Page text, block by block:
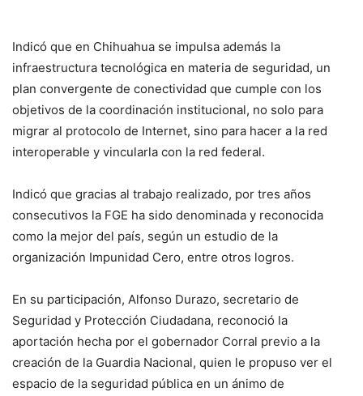
Indicó que en Chihuahua se impulsa además la
infraestructura tecnológica en materia de seguridad, un
plan convergente de conectividad que cumple con los
objetivos de la coordinación institucional, no solo para
migrar al protocolo de Internet, sino para hacer a la red
interoperable y vincularla con la red federal.
Indicó que gracias al trabajo realizado, por tres años
consecutivos la FGE ha sido denominada y reconocida
como la mejor del país, según un estudio de la
organización Impunidad Cero, entre otros logros.
En su participación, Alfonso Durazo, secretario de
Seguridad y Protección Ciudadana, reconoció la
aportación hecha por el gobernador Corral previo a la
creación de la Guardia Nacional, quien le propuso ver el
espacio de la seguridad pública en un ánimo de